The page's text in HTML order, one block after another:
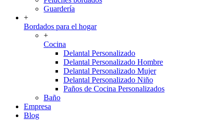
Guardería
+
Bordados para el hogar
+
Cocina
Delantal Personalizado
Delantal Personalizado Hombre
Delantal Personalizado Mujer
Delantal Personalizado Niño
Paños de Cocina Personalizados
Baño
Empresa
Blog